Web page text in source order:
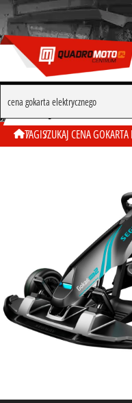
SZUKAJ WG TAGU
TAGISZUKAJ CENA GOKARTA